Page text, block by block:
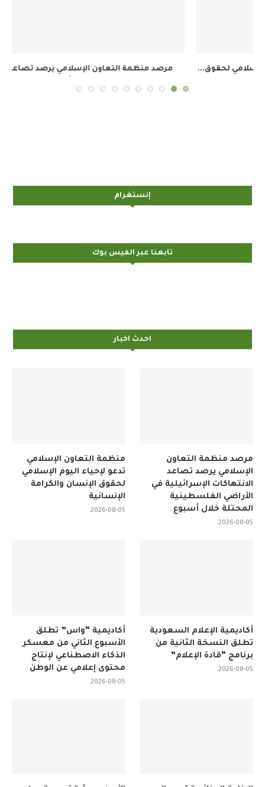
مرصد منظمة التعاون الإسلامي يرصد تصاعد الانتهاكات
إنستغرام
تابعنا عبر الفيس بوك
احدث اخبار
منظمة التعاون الإسلامي
تدعو لإحياء اليوم الإسلامي
لحقوق الإنسان والكرامة
الإنسانية
مرصد منظمة التعاون
الإسلامي يرصد تصاعد
الانتهاكات الإسرائيلية في
الأراضي الفلسطينية
المحتلة خلال أسبوع
أكاديمية “واس” تطلق
الأسبوع الثاني من معسكر
الذكاء الاصطناعي لإنتاج
محتوى إعلامي عن الوطن
أكاديمية الإعلام السعودية
تطلق النسخة الثانية من
برنامج “قادة الإعلام”